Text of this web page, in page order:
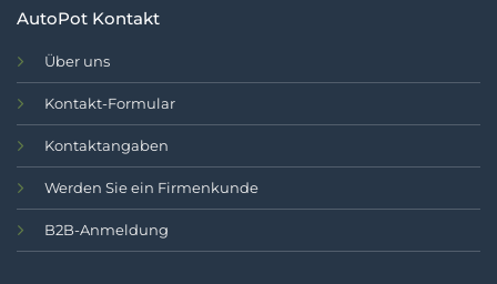
AutoPot Kontakt
Über uns
Kontakt-Formular
Kontaktangaben
Werden Sie ein Firmenkunde
B2B-Anmeldung